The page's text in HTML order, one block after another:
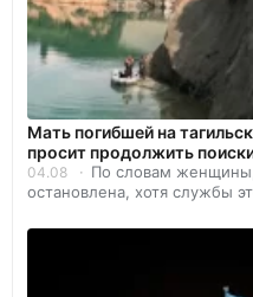
Мать погибшей на
просит продолжить
04.08
По словам
остановлена, хотя службы